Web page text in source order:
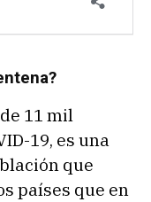
11 mil
19, es una
que
países que en